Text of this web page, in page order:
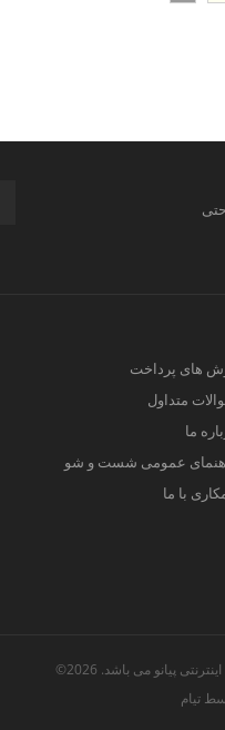
های پرداخت
متداول
ما
عمومی شست و شو
با ما
پیانو می باشد. 2026©
تیام